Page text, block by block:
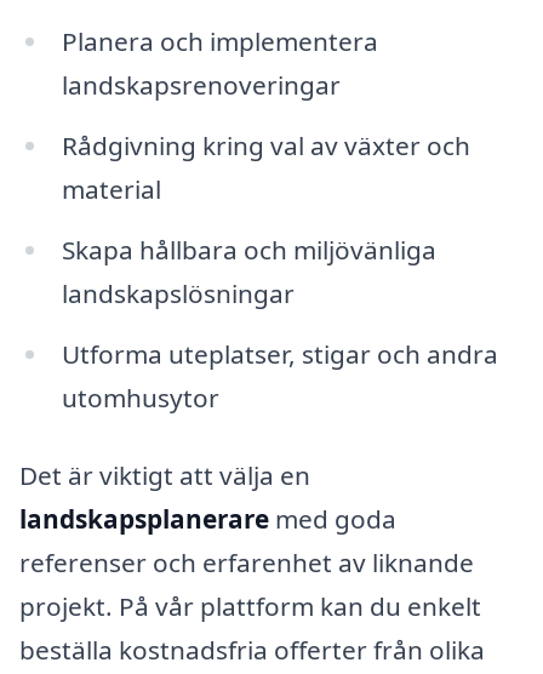
Planera och implementera
landskapsrenoveringar
Rådgivning kring val av växter och
material
Skapa hållbara och miljövänliga
landskapslösningar
Utforma uteplatser, stigar och andra
utomhusytor
Det är viktigt att välja en
landskapsplanerare med goda
referenser och erfarenhet av liknande
projekt. På vår plattform kan du enkelt
beställa kostnadsfria offerter från olika